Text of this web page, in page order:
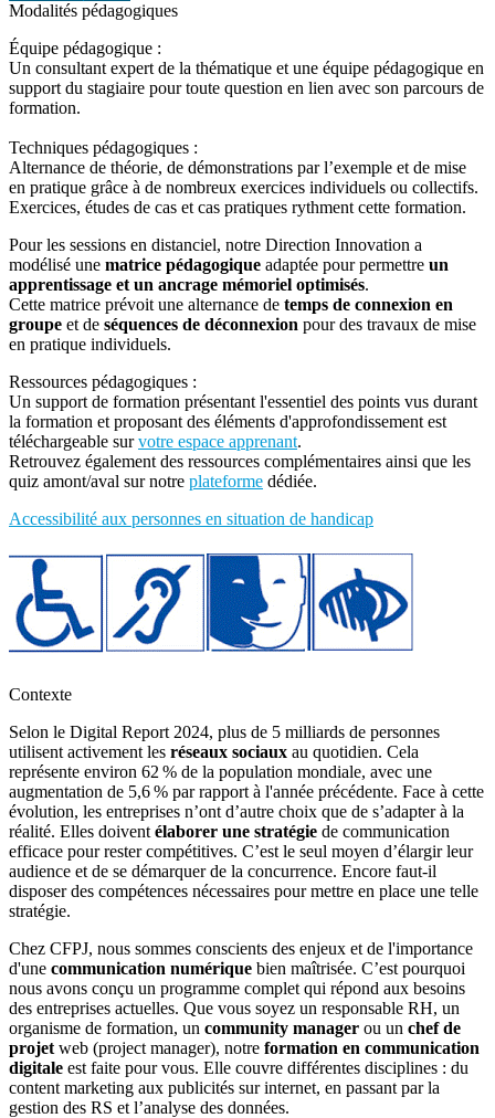
Modalités pédagogiques
Équipe pédagogique :
Un consultant expert de la thématique et une équipe pédagogique en
support du stagiaire pour toute question en lien avec son parcours de
formation.
Techniques pédagogiques :
Alternance de théorie, de démonstrations par l’exemple et de mise
en pratique grâce à de nombreux exercices individuels ou collectifs.
Exercices, études de cas et cas pratiques rythment cette formation.
Pour les sessions en distanciel, notre Direction Innovation a
modélisé une matrice pédagogique adaptée pour permettre un
apprentissage et un ancrage mémoriel optimisés.
Cette matrice prévoit une alternance de temps de connexion en
groupe et de séquences de déconnexion pour des travaux de mise
en pratique individuels.
Ressources pédagogiques :
Un support de formation présentant l'essentiel des points vus durant
la formation et proposant des éléments d'approfondissement est
téléchargeable survotre espace apprenant.
Retrouvez également des ressources complémentaires ainsi que les
quiz amont/aval sur notre plateforme dédiée.
Accessibilité aux personnes en situation de handicap
Contexte
Selon le Digital Report 2024, plus de 5 milliards de personnes
utilisent activement les réseaux sociaux au quotidien. Cela
représente environ 62 % de la population mondiale, avec une
augmentation de 5,6 % par rapport à l'année précédente. Face à cette
évolution, les entreprises n’ont d’autre choix que de s’adapter à la
réalité. Elles doivent élaborer une stratégie de communication
efficace pour rester compétitives. C’est le seul moyen d’élargir leur
audience et de se démarquer de la concurrence. Encore faut-il
disposer des compétences nécessaires pour mettre en place une telle
stratégie.
Chez CFPJ, nous sommes conscients des enjeux et de l'importance
d'une communication numérique bien maîtrisée. C’est pourquoi
nous avons conçu un programme complet qui répond aux besoins
des entreprises actuelles. Que vous soyez un responsable RH, un
organisme de formation, un community manager ou un chef de
projet web (project manager), notre formation en communication
digitale est faite pour vous. Elle couvre différentes disciplines : du
content marketing aux publicités sur internet, en passant par la
gestion des RS et l’analyse des données.